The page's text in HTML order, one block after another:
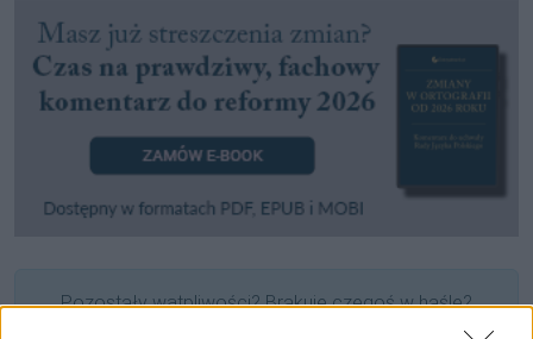
Pozostały wątpliwości? Brakuje czegoś w haśle?